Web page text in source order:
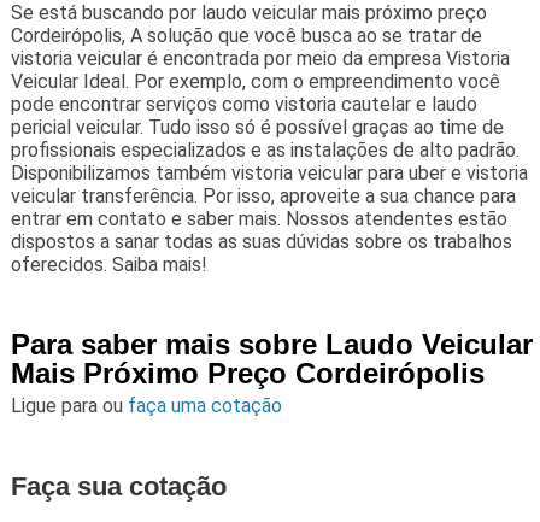
Se está buscando por laudo veicular mais próximo preço
Cordeirópolis, A solução que você busca ao se tratar de
vistoria veicular é encontrada por meio da empresa Vistoria
Veicular Ideal. Por exemplo, com o empreendimento você
pode encontrar serviços como vistoria cautelar e laudo
pericial veicular. Tudo isso só é possível graças ao time de
profissionais especializados e as instalações de alto padrão.
Disponibilizamos também vistoria veicular para uber e vistoria
veicular transferência. Por isso, aproveite a sua chance para
entrar em contato e saber mais. Nossos atendentes estão
dispostos a sanar todas as suas dúvidas sobre os trabalhos
oferecidos. Saiba mais!
Para saber mais sobre Laudo Veicular
Mais Próximo Preço Cordeirópolis
Ligue para ou faça uma cotação
Faça sua cotação